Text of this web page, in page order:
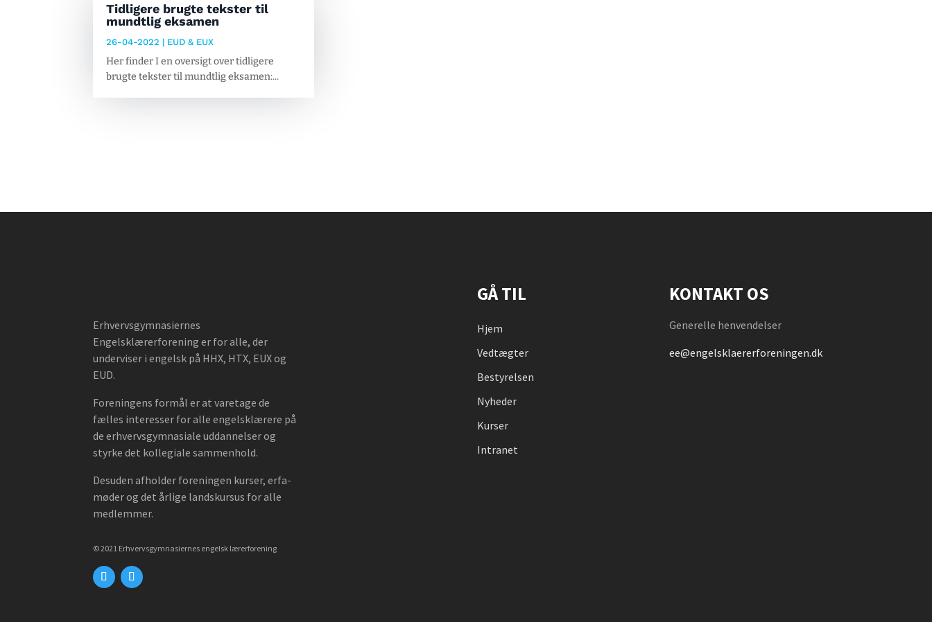
Tidligere brugte tekster til
mundtlig eksamen
26-04-2022 | EUD & EUX
Her finder I en oversigt over tidligere
brugte tekster til mundtlig eksamen:...
Erhvervsgymnasiernes
Engelsklærerforening er for alle, der
underviser i engelsk på HHX, HTX, EUX og
EUD.
Foreningens formål er at varetage de
fælles interesser for alle engelsklærere på
de erhvervsgymnasiale uddannelser og
styrke det kollegiale sammenhold.
Desuden afholder foreningen kurser, erfa-
møder og det årlige landskursus for alle
medlemmer.
© 2021 Erhvervsgymnasiernes engelsk lærerforening
GÅ TIL
Hjem
Vedtægter
Bestyrelsen
Nyheder
Kurser
Intranet
KONTAKT OS
Generelle henvendelser
ee@engelsklaererforeningen.dk